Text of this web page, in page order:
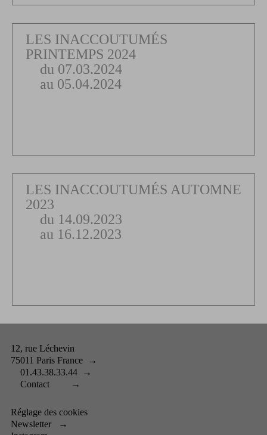
LES INACCOUTUMÉS
PRINTEMPS 2024
du 07.03.2024
au 05.04.2024
LES INACCOUTUMÉS AUTOMNE
2023
du 14.09.2023
au 16.12.2023
12, rue Léchevin
75011 Paris France →
01.43.38.33.44 →
Contact →
Réglage des cookies
Newsletter →